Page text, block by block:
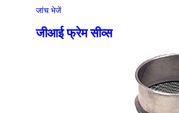
जांच भेजें
जीआई फ्रेम सीव्स